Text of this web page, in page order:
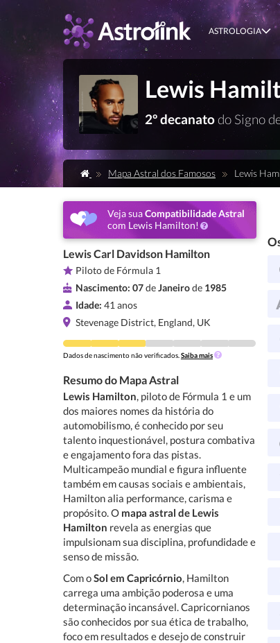
ASTROLOGIA
Lewis
2º decanatodo Signo
Mapa Astral dos Famosos Lewis
Veja suaCompatibilidade Astral
com Lewis Hamilton!
Lewis Carl Davidson Hamilton
Piloto de Fórmula 1
Nascimento: 07deJaneirode 1985
Idade: 41 anos
Stevenage District, England, UK
Dados de nascimento não verificados. Saiba mais
Resumo do Mapa Astral
Lewis Hamilton, piloto de Fórmula 1 e um
dos maiores nomes da história do
automobilismo, é conhecido por seu
talento inquestionável, postura combativa
e engajamento fora das pistas.
Multicampeão mundial e figura influente
também em causas sociais e ambientais,
Hamilton alia performance, carisma e
propósito. O mapa astral de Lewis
Hamilton revela as energias que
impulsionam sua disciplina, profundidade e
senso de missão.
Com oSol em Capricórnio, Hamilton
carrega uma ambição poderosa e uma
determinação incansável. Capricornianos
são conhecidos por sua ética de trabalho,
foco em resultados e desejo de construir